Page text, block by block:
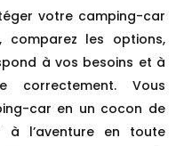
votre camping-car
comparez les options,
à vos besoins et à
correctement. Vous
car en un cocon de
l’aventure en toute